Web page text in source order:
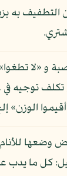
التطفيف به
و «لا تطغوا»
تكلف توجيه
الوزن»
وضعها
كل ما يدب